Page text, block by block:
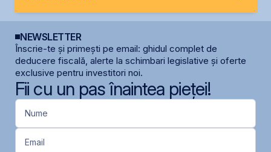
NEWSLETTER
Înscrie-te și primești pe email: ghidul complet de
deducere fiscală, alerte la schimbari legislative și oferte
exclusive pentru investitori noi.
Fii cu un pas înaintea pieței!
Nume
Email